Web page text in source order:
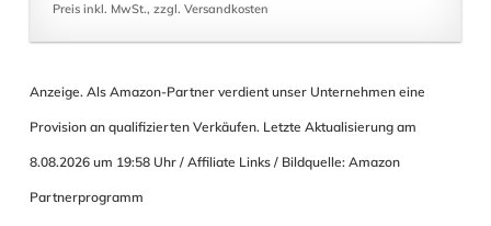
Preis inkl. MwSt., zzgl. Versandkosten
Anzeige. Als Amazon-Partner verdient unser Unternehmen eine
Provision an qualifizierten Verkäufen. Letzte Aktualisierung am
8.08.2026 um 19:58 Uhr / Affiliate Links / Bildquelle: Amazon
Partnerprogramm